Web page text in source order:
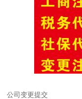
公司变更提交